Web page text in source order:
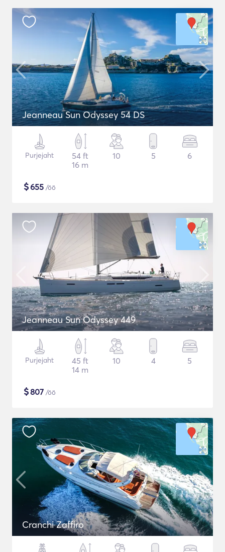
Jeanneau Sun Odyssey 54 DS
Purjejaht
54 ft
16 m
10 5 6
$655 /öö
Jeanneau Sun Odyssey 449
Purjejaht
45 ft
14 m
10 4 5
$807 /öö
Cranchi Zaffiro